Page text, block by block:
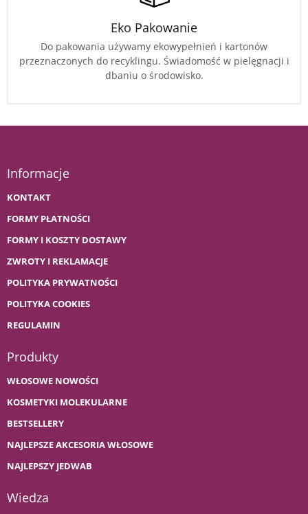
Eko Pakowanie
Do pakowania używamy ekowypełnień i kartonów
przeznaczonych do recyklingu. Świadomość w pielęgnacji i
dbaniu o środowisko.
Informacje
KONTAKT
FORMY PŁATNOŚCI
FORMY I KOSZTY DOSTAWY
ZWROTY I REKLAMACJE
POLITYKA PRYWATNOŚCI
POLITYKA COOKIES
REGULAMIN
Produkty
WŁOSOWE NOWOŚCI
KOSMETYKI MOLEKULARNE
BESTSELLERY
NAJLEPSZE AKCESORIA WŁOSOWE
NAJLEPSZY JEDWAB
Wiedza